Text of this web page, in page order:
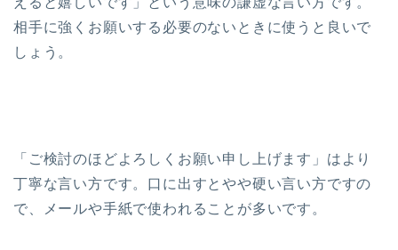
相手に強くお願いする必要のないときに使うと良いで
しょう。
「ご検討のほどよろしくお願い申し上げます」はより
丁寧な言い方です。口に出すとやや硬い言い方ですの
で、メールや手紙で使われることが多いです。